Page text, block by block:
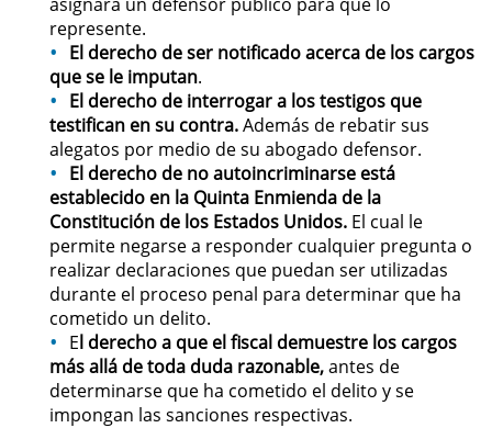
Estupro
Exposición Indecente
Merodear Para Cometer
Prostitución
Molestar a un Niño Menor de 18
Años
Penetración Sexual Forzada
Pornografía Infantil
Prostitución y Solicitación
represente.
El derecho de ser notificado acerca de los cargos
que se le imputan.
El derecho de interrogar a los testigos que
testifican en su contra.Además de rebatir sus
alegatos por medio de su abogado defensor.
El derecho de noautoincriminarse está
establecido en la Quinta Enmienda de la
Constitución de los Estados Unidos. El cual le
permite negarse a responder cualquier pregunta o
realizar declaraciones que puedan ser utilizadas
durante el proceso penal para determinar que ha
cometido un delito.
El derecho a que el fiscal demuestre los cargos
más allá de toda duda razonable,antes de
determinarse que ha cometido el delito y se
impongan las sanciones respectivas.